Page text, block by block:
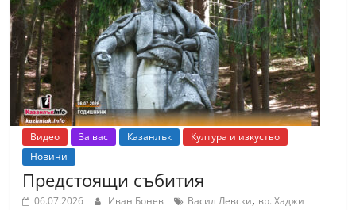
т
К
а
з
а
н
л
к
Видео За вас Казанлък
Култура и изкуство
Новини
Предстоящи събития
06.07.2026 Иван Бонев Васил Левски, вр. Хаджи